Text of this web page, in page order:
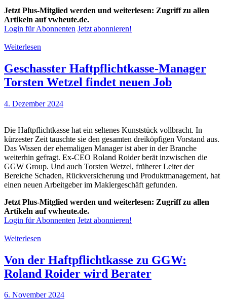
Jetzt Plus-Mitglied werden und weiterlesen: Zugriff zu allen
Artikeln auf vwheute.de.
Login für Abonnenten Jetzt abonnieren!
Weiterlesen
Geschasster Haftpflichtkasse-Manager
Torsten Wetzel findet neuen Job
4. Dezember 2024
Die Haftpflichtkasse hat ein seltenes Kunststück vollbracht. In
kürzester Zeit tauschte sie den gesamten dreiköpfigen Vorstand aus.
Das Wissen der ehemaligen Manager ist aber in der Branche
weiterhin gefragt. Ex-CEO Roland Roider berät inzwischen die
GGW Group. Und auch Torsten Wetzel, früherer Leiter der
Bereiche Schaden, Rückversicherung und Produktmanagement, hat
einen neuen Arbeitgeber im Maklergeschäft gefunden.
Jetzt Plus-Mitglied werden und weiterlesen: Zugriff zu allen
Artikeln auf vwheute.de.
Login für Abonnenten Jetzt abonnieren!
Weiterlesen
Von der Haftpflichtkasse zu GGW:
Roland Roider wird Berater
6. November 2024